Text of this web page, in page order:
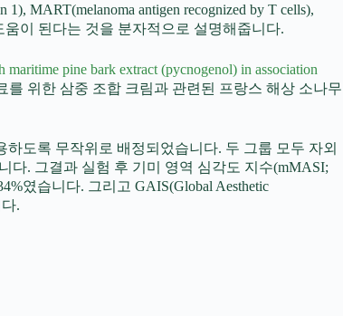
MART(melanoma antigen recognized by T cells),
움이 된다는 것을 분자적으로 설명해줍니다.
maritime pine bark extract (pycnogenol) in association
를 위한 삼중 조합 크림과 관련된 프랑스 해상 소나무
도록 무작위로 배정되었습니다. 두 그룹 모두 자외
다. 그결과 실험 후 기미 영역 심각도 지수(mMASI;
였습니다. 그리고 GAIS(Global Aesthetic
.